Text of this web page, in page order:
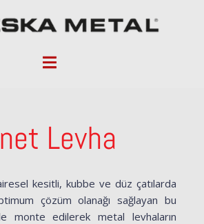
Levha
kesitli, kubbe ve düz çatılarda
çözüm olanağı sağlayan bu
monte edilerek metal levhaların